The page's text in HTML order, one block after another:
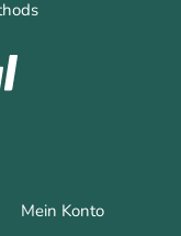
Mein Konto